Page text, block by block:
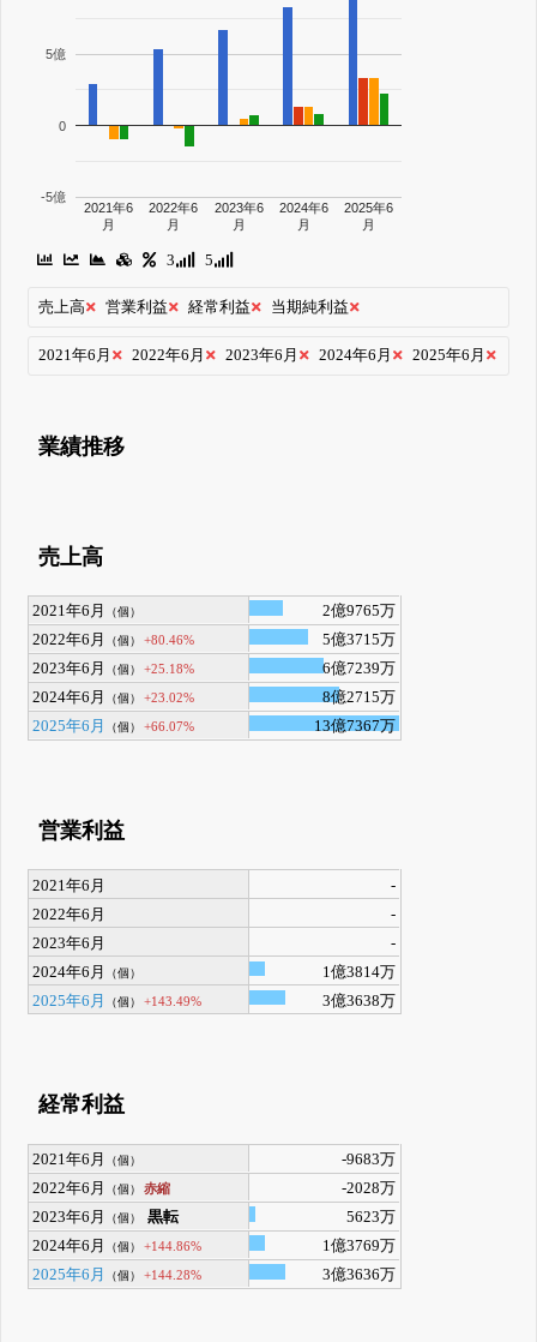
2021年6
月
2022年6
月
2023年6
月
2024年6
月
2025年6
月
-5億
0
5億
3 5
売上高 営業利益 経常利益 当期純利益
2021年6月 2022年6月 2023年6月 2024年6月 2025年6月
業績推移
売上高
2021年6月 （個）
2億9765万
2022年6月
（個） +80.46%
5億3715万
2023年6月
（個） +25.18%
6億7239万
2024年6月
（個） +23.02%
8億2715万
2025年6月
（個） +66.07% 13億7367万
営業利益
2021年6月
-
2022年6月
-
2023年6月
-
2024年6月
（個）
1億3814万
2025年6月
（個） +143.49% 3億3638万
経常利益
2021年6月 （個）
-9683万
2022年6月
（個） 赤縮
-2028万
2023年6月
（個） 黒転
5623万
2024年6月
（個） +144.86%
1億3769万
2025年6月
（個） +144.28% 3億3636万